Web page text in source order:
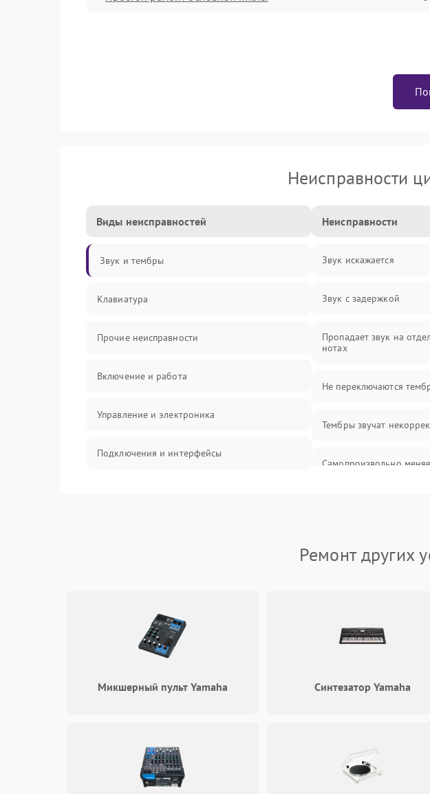
Неисправности
Виды неисправностей
Звук и тембры
Клавиатура
Прочие неисправности
Включение и работа
Управление и электроника
Подключения и интерфейсы
Неисправности
Звук искажается
Звук с задержкой
Пропадает звук на
нотах
Не переключаются
Тембры звучат
Самопроизвольно
Ремонт других
Микшерный пульт Yamaha Синтезатор Yamaha